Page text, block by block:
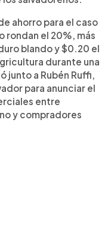
ahorro para el caso
rondan el 20%, más
blando y $0.20 el
durante una
junto a Rubén Ruffi,
para anunciar el
entre
y compradores